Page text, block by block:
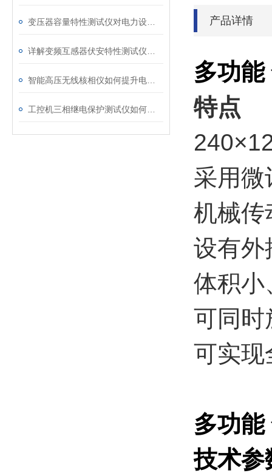
产品详情
多功能
特点
采用微
机械传
设有外
体积小
可同时
可实现
多功能
技术参